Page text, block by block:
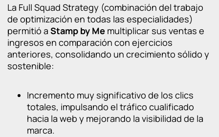
La Full Squad Strategy (combinación del trabajo
de optimización en todas las especialidades)
permitió a Stamp by Me multiplicar sus ventas e
ingresos en comparación con ejercicios
anteriores, consolidando un crecimiento sólido y
sostenible:
Incremento muy significativo de los clics
totales, impulsando el tráfico cualificado
hacia la web y mejorando la visibilidad de la
marca.